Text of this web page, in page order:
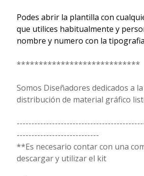
Podes abrir la plantilla con
que utilices habitualmente y
nombre y numero con la
****************************
Somos Diseñadores dedicados a
distribución de material gráfico
----------------------------
**Es necesario contar con una
descargar y utilizar el kit